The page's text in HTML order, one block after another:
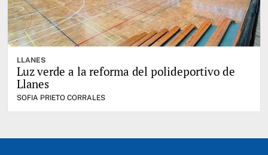
LLANES
Luz verde a la reforma del polideportivo de
Llanes
SOFIA PRIETO CORRALES